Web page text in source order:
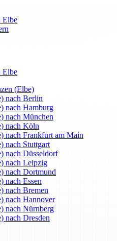
Elbe
Elbe
(Elbe)
nach Berlin
nach Hamburg
nach München
nach Köln
nach Frankfurt am Main
nach Stuttgart
nach Düsseldorf
nach Leipzig
nach Dortmund
nach Essen
nach Bremen
nach Hannover
nach Nürnberg
nach Dresden